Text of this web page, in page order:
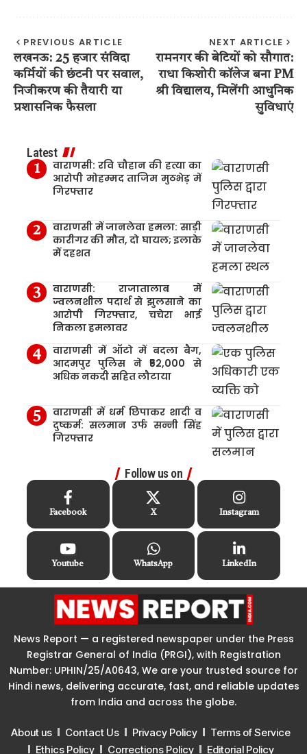
PREVIOUS ARTICLE
लखनऊ: 25 हजार संविदा
कर्मियों की छंटनी पर सवाल,
निजीकरण की तैयारी या
प्रशासनिक फैसला
NEXT ARTICLE
रामनगर की बेटियों को सौगात:
राधा किशोरी कॉलेज बना PM
श्री विद्यालय, मिलेंगी आधुनिक
सुविधाएं
Latest
वाराणसी: रवि चौहान की हत्या का
आरोपी मोहम्मद ताजिम मुठभेड़ में
गिरफ्तार
वाराणसी में जानलेवा हमला: साड़ी
कारीगर की मौत, दो घायल; इलाके
में दहशत
वाराणसी: राजातालाब में
ज्वलनशील पदार्थ से झुलसाने का
आरोपी गिरफ्तार, चचेरा भाई
निकला हमलावर
वाराणसी में ऑटो में बदला बैग,
आदमपुर पुलिस ने ₹52,000 से
अधिक नकदी सहित लौटाया
वाराणसी में धर्म छिपाकर शादी व
दुष्कर्म: सलमान उर्फ सन्नी सिंह
गिरफ्तार
Follow us on
Facebook X Instagram
Youtube WhatsApp LinkedIn
News Report — a registered newspaper under the Press
Registrar General of India (PRGI), with Registration
Number: UPHIN/25/A0643, We are your trusted source for
Hindi news, delivering accurate, fast, and reliable updates
from India and across the globe.
About us Contact Us Privacy Policy
Terms of Service
Ethics Policy
Corrections Policy Editorial Policy